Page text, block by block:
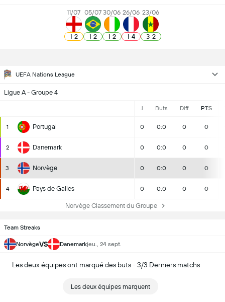
11/07
1-2
05/07
1-2
30/06
1-2
26/06
1-4
23/06
3-2
UEFA Nations League
Ligue A - Groupe 4
J Buts Diff PTS
1 Portugal 0 0:0 0 0
2 Danemark 0 0:0 0 0
3 Norvège 0 0:0 0 0
4 Pays de Galles 0 0:0 0 0
Norvège Classement du Groupe
Team Streaks
NorvègeVS Danemarkjeu., 24 sept.
Les deux équipes ont marqué des buts - 3/3 Derniers matchs
Les deux équipes marquent